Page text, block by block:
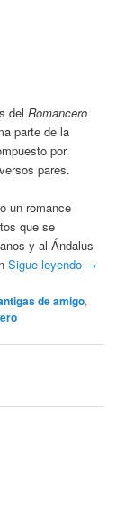
delRomancero
parte de la
por
pares.
un romance
que se
y al-Ándalus
Sigue leyendo →
de amigo,